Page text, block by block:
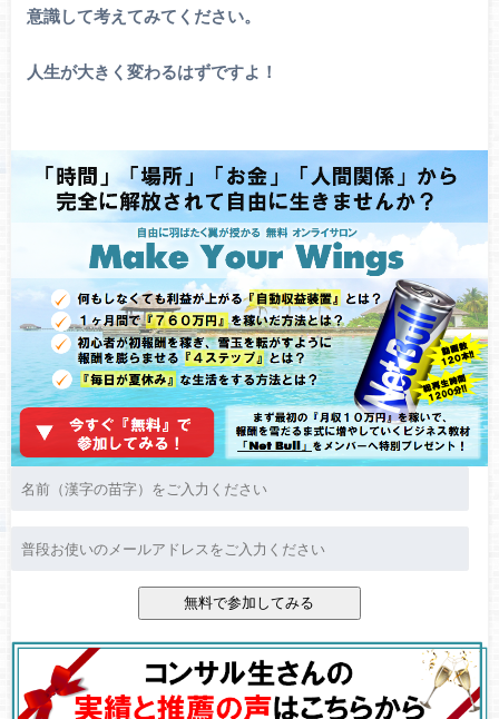
意識して考えてみてください。
人生が大きく変わるはずですよ！